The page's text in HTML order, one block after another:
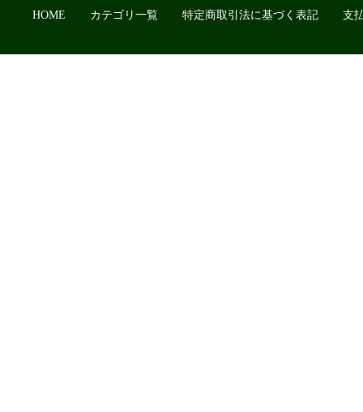
HOME カテゴリ一覧 特定商取引法に基づく表記 支